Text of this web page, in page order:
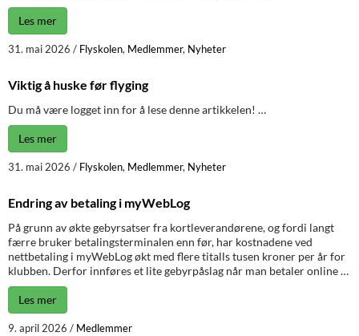
Les mer
31. mai 2026 / Flyskolen, Medlemmer, Nyheter
Viktig å huske før flyging
Du må være logget inn for å lese denne artikkelen! …
Les mer
31. mai 2026 / Flyskolen, Medlemmer, Nyheter
Endring av betaling i myWebLog
På grunn av økte gebyrsatser fra kortleverandørene, og fordi langt
færre bruker betalingsterminalen enn før, har kostnadene ved
nettbetaling i myWebLog økt med flere titalls tusen kroner per år for
klubben. Derfor innføres et lite gebyrpåslag når man betaler online …
Les mer
9. april 2026 / Medlemmer